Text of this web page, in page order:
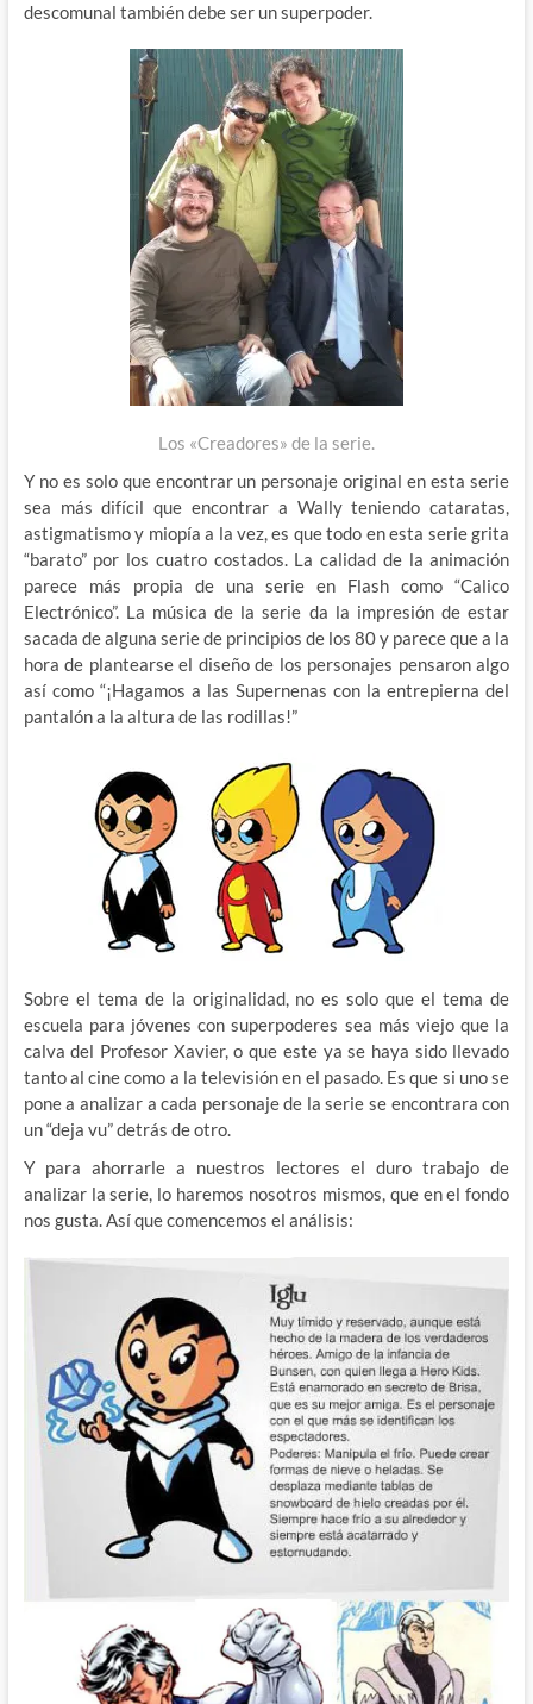
descomunal también debe ser un superpoder.
Los «Creadores» de la serie.
Y no es solo que encontrar un personaje original en esta serie
sea más difícil que encontrar a Wally teniendo cataratas,
astigmatismo y miopía a la vez, es que todo en esta serie grita
“barato” por los cuatro costados. La calidad de la animación
parece más propia de una serie en Flash como “Calico
Electrónico”. La música de la serie da la impresión de estar
sacada de alguna serie de principios de los 80 y parece que a la
hora de plantearse el diseño de los personajes pensaron algo
así como “¡Hagamos a las Supernenas con la entrepierna del
pantalón a la altura de las rodillas!”
Sobre el tema de la originalidad, no es solo que el tema de
escuela para jóvenes con superpoderes sea más viejo que la
calva del Profesor Xavier, o que este ya se haya sido llevado
tanto al cine como a la televisión en el pasado. Es que si uno se
pone a analizar a cada personaje de la serie se encontrara con
un “deja vu” detrás de otro.
Y para ahorrarle a nuestros lectores el duro trabajo de
analizar la serie, lo haremos nosotros mismos, que en el fondo
nos gusta. Así que comencemos el análisis: